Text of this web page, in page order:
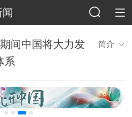
间中国将大力发
系
简介